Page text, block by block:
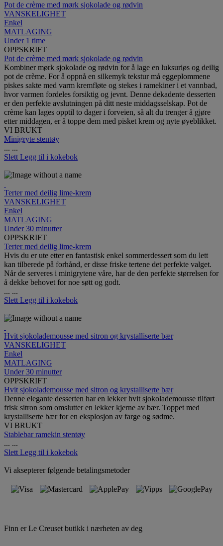
Pot de crème med mørk sjokolade og rødvin
VANSKELIGHET
Enkel
MATLAGING
Under 1 time
OPPSKRIFT
Pot de crème med mørk sjokolade og rødvin
Kombiner mørk sjokolade og rødvin for å lage en luksuriøs og deilig
pot de crème. For å oppnå en silkemyk tekstur må eggeplommene
piskes sakte med varm kremfløte og stekes i ramekiner i et vannbad,
hvor varmen fordeles forsiktig og jevnt. Denne dekadente desserten
er den perfekte avslutningen på ditt neste middagsselskap. Pot de
crème kan lages opptil to dager i forveien, så alt du trenger å gjøre
etter middagen, er å toppe dem med pisket krem og nyte øyeblikket.
VI BRUKT
Minigryte stentøy
... ...
Slett Legg til i kokebok
Terter med deilig lime-krem
VANSKELIGHET
Enkel
MATLAGING
Under 30 minutter
OPPSKRIFT
Terter med deilig lime-krem
Hvis du er ute etter en fantastisk enkel sommerdessert som du lett
kan tilberede på forhånd, er disse friske tertene det perfekte valget.
Når de serveres i minigrytene våre, har de den perfekte størrelsen for
å dekke behovet for noe søtt og godt.
... ...
Slett Legg til i kokebok
Hvit sjokolademousse med sitron og krystalliserte bær
VANSKELIGHET
Enkel
MATLAGING
Under 30 minutter
OPPSKRIFT
Hvit sjokolademousse med sitron og krystalliserte bær
Denne elegante desserten har en lekker hvit sjokolademousse tilført
frisk sitron som omslutter en lekker kjerne av bær. Toppet med
krystalliserte bær for en eksplosjon av farge og sødme.
VI BRUKT
Stablebar ramekin stentøy
... ...
Slett Legg til i kokebok
Vi aksepterer følgende betalingsmetoder
Finn er Le Creuset butikk i nærheten av deg